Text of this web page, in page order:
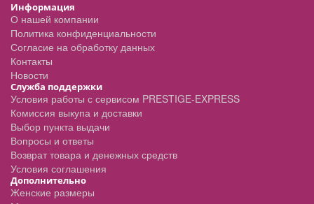
Информация
О нашей компании
Политика конфиденциальности
Согласие на обработку данных
Контакты
Новости
Служба поддержки
Условия работы с сервисом PRESTIGE-EXPRESS
Комиссия выкупа и доставки
Выбор пункта выдачи
Вопросы и ответы
Возврат товара и денежных средств
Условия соглашения
Дополнительно
Женские размеры